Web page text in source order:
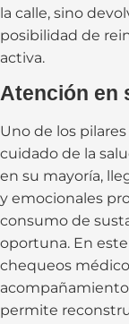
la calle, sino
posibilidad de
activa.
Atención en
Uno de los
cuidado de la
en su mayoría,
y emocionales
consumo de
oportuna. En
chequeos
permite